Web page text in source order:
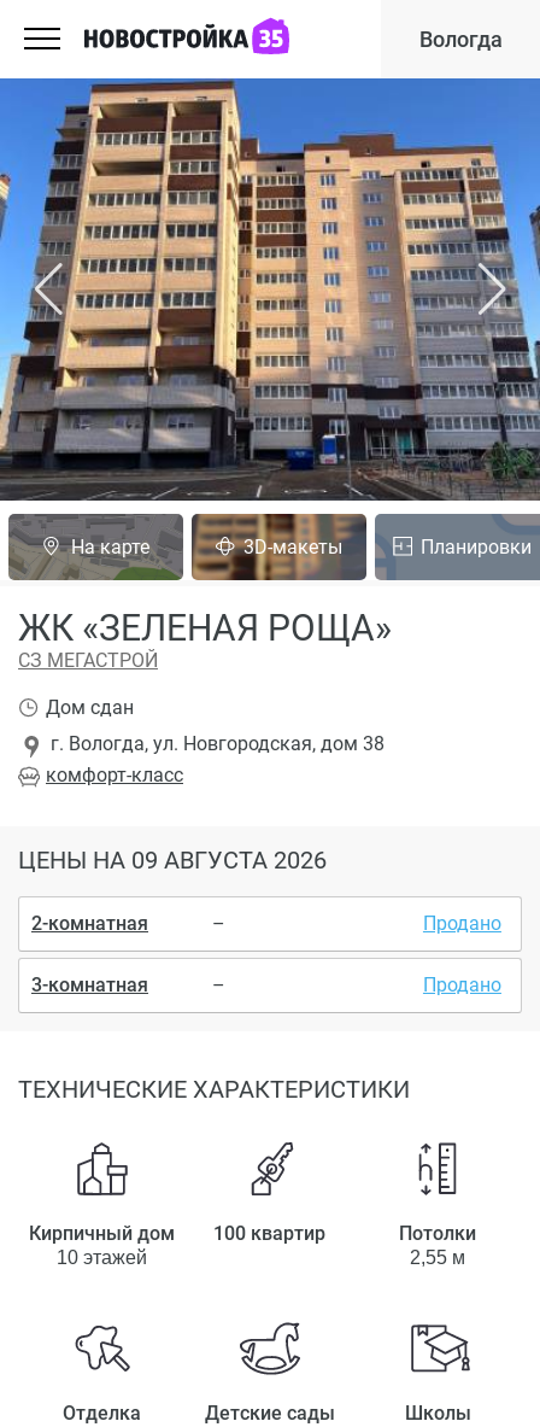
Вологда
На карте 3D-макеты Планировки
ЖК «ЗЕЛЕНАЯ РОЩА»
СЗ МЕГАСТРОЙ
комфорт-класс
г. Вологда, ул. Новгородская, дом 38
Дом сдан
ЦЕНЫ НА 09 АВГУСТА 2026
2-комнатная – Продано
3-комнатная – Продано
ТЕХНИЧЕСКИЕ ХАРАКТЕРИСТИКИ
Кирпичный дом
10 этажей
100 квартир Потолки
2,55 м
Отделка Детские сады Школы